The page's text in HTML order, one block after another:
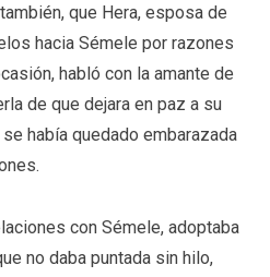
que Hera, esposa de
hacia Sémele por razones
habló con la amante de
de que dejara en paz a su
había quedado embarazada
con Sémele, adoptaba
no daba puntada sin hilo,